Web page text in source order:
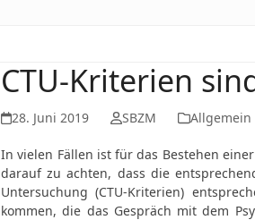
CTU-Kriterien
28. Juni 2019 SBZM Allgemein
In vielen Fällen ist für das Bestehen
darauf zu achten, dass die
Untersuchung (CTU-Kriterien)
kommen, die das Gespräch mit dem